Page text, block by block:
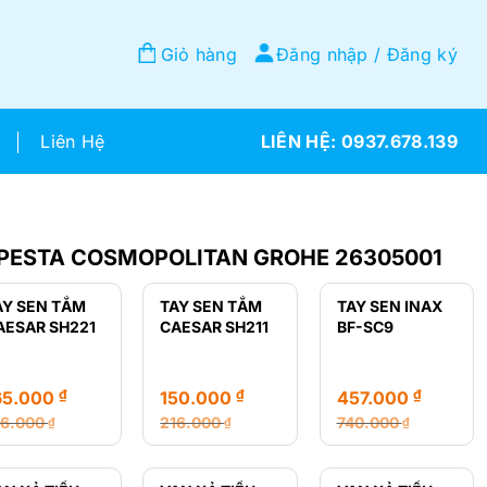
Giỏ hàng Đăng nhập / Đăng ký
Liên Hệ 0937.678.139
COSMOPOLITAN GROHE 26305001
SEN TẮM
SH221
₫
₫
TAY SEN TẮM
CAESAR SH211
216.000₫
Giá
gốc
150.000₫
Giá
hiện
TAY SEN INAX
BF-SC9
740.000₫
Giá
gốc
457.000 ₫
Giá
hiện